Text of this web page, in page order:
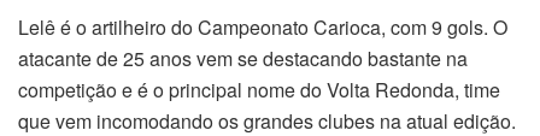
Lelê é o artilheiro do Campeonato Carioca, com 9 gols. O
atacante de 25 anos vem se destacando bastante na
competição e é o principal nome do Volta Redonda, time
que vem incomodando os grandes clubes na atual edição.